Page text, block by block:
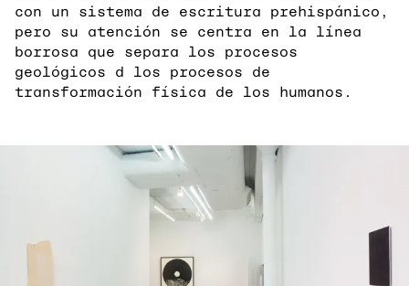
con un sistema de escritura prehispánico,
pero su atención se centra en la línea
borrosa que separa los procesos
geológicos d los procesos de
transformación física de los humanos.